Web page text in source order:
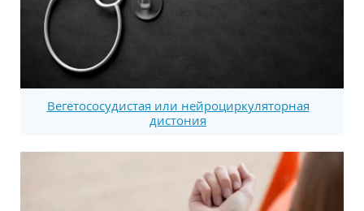
Вегетососудистая или нейроциркуляторная
дистония